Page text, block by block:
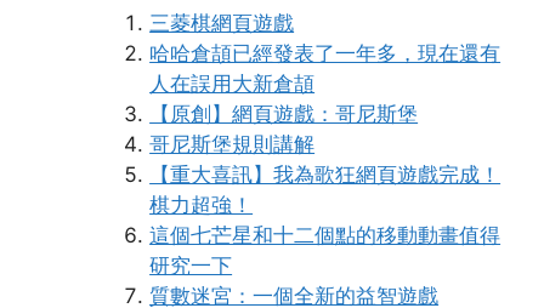
三菱棋網頁遊戲
哈哈倉頡已經發表了一年多，現在還有
人在誤用大新倉頡
【原創】網頁遊戲：哥尼斯堡
哥尼斯堡規則講解
【重大喜訊】我為歌狂網頁遊戲完成！
棋力超強！
這個七芒星和十二個點的移動動畫值得
研究一下
質數迷宮：一個全新的益智遊戲